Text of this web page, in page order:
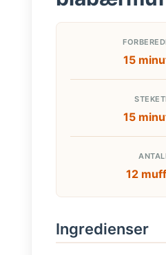
15
15
12
Ingredienser